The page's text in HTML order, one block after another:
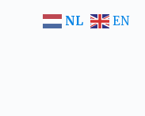
NL EN